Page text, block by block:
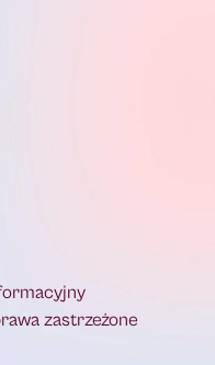
zastrzeżone